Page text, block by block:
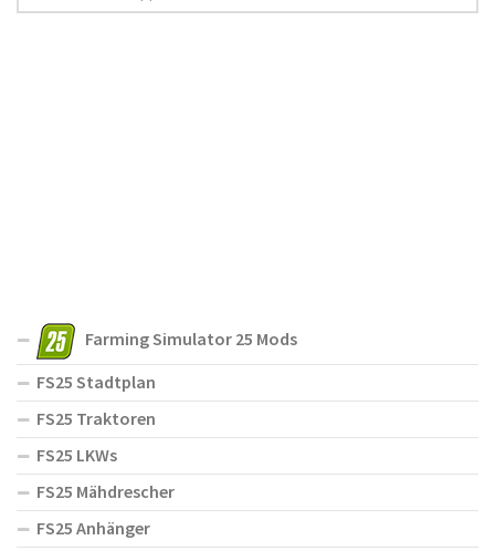
Farming Simulator 25 Mods
FS25 Stadtplan
FS25 Traktoren
FS25 LKWs
FS25 Mähdrescher
FS25 Anhänger